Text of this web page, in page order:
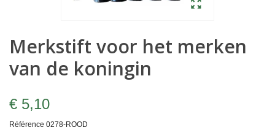
Merkstift voor het merken
van de koningin
€ 5,10
Référence 0278-ROOD